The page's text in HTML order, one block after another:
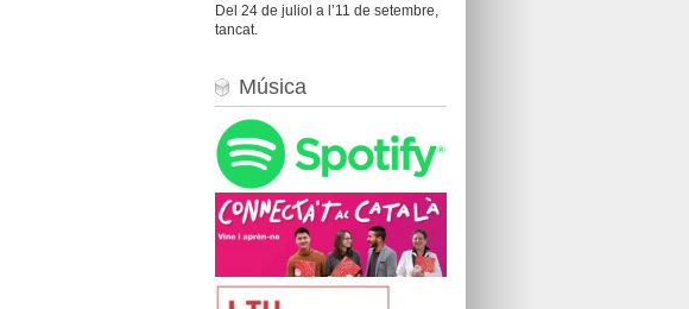
Del 24 de juliol a l’11 de setembre,
tancat.
Música